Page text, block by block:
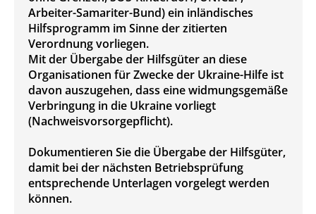
Arbeiter-Samariter-Bund) ein inländisches
Hilfsprogramm im Sinne der zitierten
Verordnung vorliegen.
Mit der Übergabe der Hilfsgüter an diese
Organisationen für Zwecke der Ukraine-Hilfe ist
davon auszugehen, dass eine widmungsgemäße
Verbringung in die Ukraine vorliegt
(Nachweisvorsorgepflicht).
Dokumentieren Sie die Übergabe der Hilfsgüter,
damit bei der nächsten Betriebsprüfung
entsprechende Unterlagen vorgelegt werden
können.